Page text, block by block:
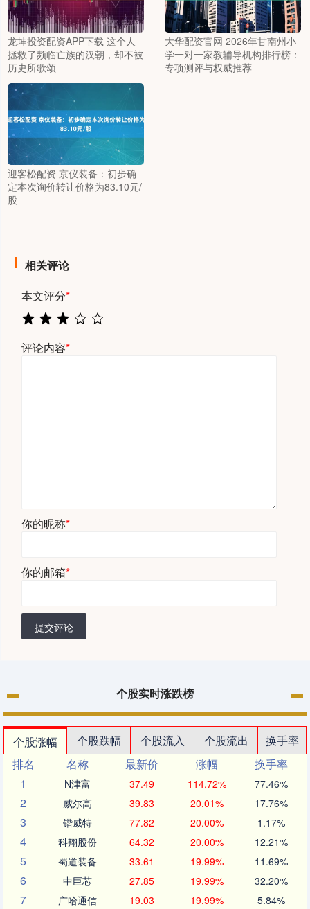
龙坤投资配资APP下载 这个人
拯救了频临亡族的汉朝，却不被
历史所歌颂
大华配资官网 2026年甘南州小
学一对一家教辅导机构排行榜：
专项测评与权威推荐
迎客松配资 京仪装备：初步确
定本次询价转让价格为83.10元/
股
相关评论
本文评分*
评论内容*
你的昵称*
你的邮箱*
提交评论
个股实时涨跌榜
个股涨幅 个股跌幅 个股流入 个股流出
换手率
排名
名称 最新价 涨幅
换手率
1
N津富 37.49 114.72% 77.46%
2 威尔高 39.83 20.01% 17.76%
3 锴威特 77.82 20.00% 1.17%
4 科翔股份 64.32 20.00% 12.21%
5 蜀道装备 33.61 19.99% 11.69%
6 中巨芯 27.85 19.99% 32.20%
7 广哈通信 19.03 19.99% 5.84%